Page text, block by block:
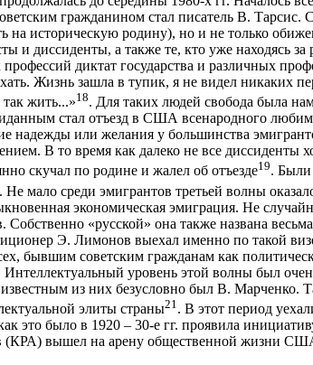
гражданином стал писатель В. Тарсис.
на историческую родину), но и не только
и диссиденты, а также те, кто уже находясь
диктат государства и различных
Жизнь зашла в тупик, я не видел никаких
жить...»18. Для таких людей свобода была
стал отъезд в США всенародного
надежды или желания у большинства
В то время как далеко не все
скучал по родине и жалел об отъезде19. Были
. Не мало среди эмигрантов третьей волны
экономическая эмиграция. Не
Собственно «русской» она также названа
Э. Лимонов выехал именно по такой
бывшим советским гражданам как
уровень этой волны был
из них безусловно был В. Марченко.
элиты страны21. В этот период
это было в 1920 – 30-е гг. проявила
(КРА) вышел на арену общественной жизни